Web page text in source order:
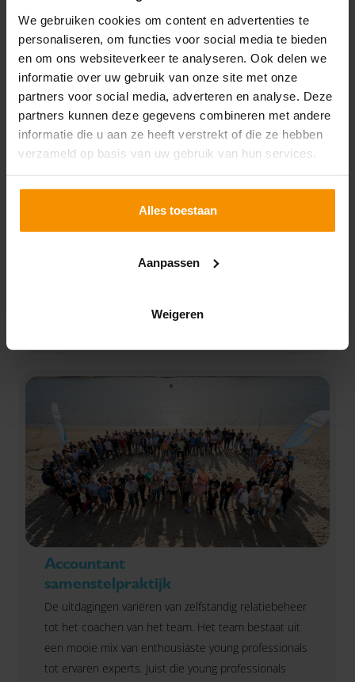
We gebruiken cookies om content en advertenties te
personaliseren, om functies voor social media te bieden
en om ons websiteverkeer te analyseren. Ook delen we
informatie over uw gebruik van onze site met onze
partners voor social media, adverteren en analyse. Deze
partners kunnen deze gegevens combineren met andere
informatie die u aan ze heeft verstrekt of die ze hebben
verzameld op basis van uw gebruik van hun services.
Alles toestaan
Aanpassen
Weigeren
Auto: zakelijk of privé?
welke voor- en nadelen spelen daarbij een rol? In
Accountant
samenstelpraktijk
De uitdagingen variëren van zelfstandig relatiebeheer
tot het coachen van het team. Het team bestaat uit
een mooie mix van enthousiaste young professionals
tot ervaren experts. Juist die young professionals